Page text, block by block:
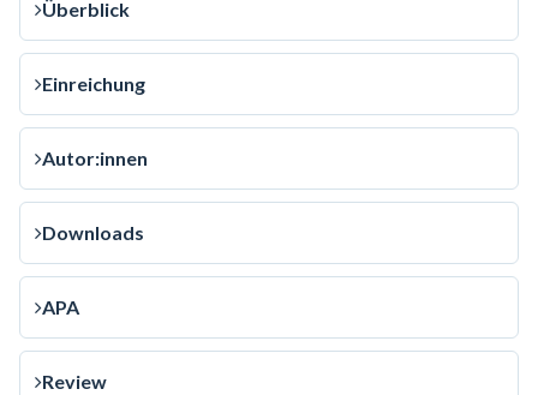
Überblick
Einreichung
Autor:innen
Downloads
APA
Review